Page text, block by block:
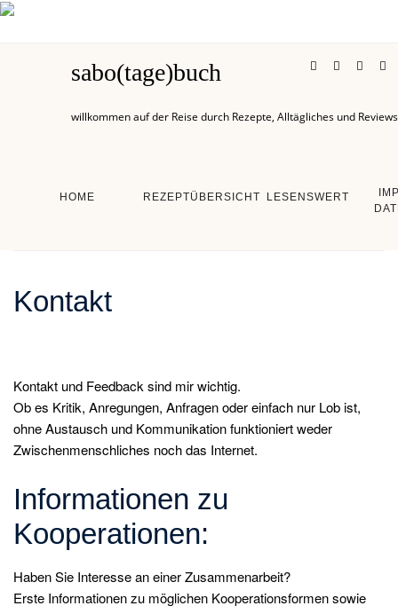
sabo(tage)buch
willkommen auf der Reise durch Rezepte, Alltägliches und Reviews
HOME REZEPTÜBERSICHT LESENSWERT
Kontakt
Kontakt und Feedback sind mir wichtig.
Ob es Kritik, Anregungen, Anfragen oder einfach nur Lob ist,
ohne Austausch und Kommunikation funktioniert weder
Zwischenmenschliches noch das Internet.
Informationen zu
Kooperationen:
Haben Sie Interesse an einer Zusammenarbeit?
Erste Informationen zu möglichen Kooperationsformen sowie